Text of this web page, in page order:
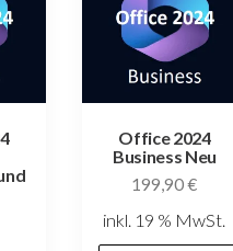
Office 2024
Business Neu
199,90€
inkl. 19 % MwSt.